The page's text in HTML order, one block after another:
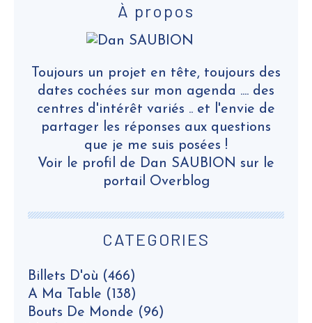
CATEGORIES
Billets D'où (466)
A Ma Table (138)
Bouts De Monde (96)
À propos
Toujours un projet en tête, toujours des
dates cochées sur mon agenda .... des
centres d'intérêt variés .. et l'envie de
partager les réponses aux questions
que je me suis posées !
Voir le profil de Dan SAUBION sur le
portail Overblog